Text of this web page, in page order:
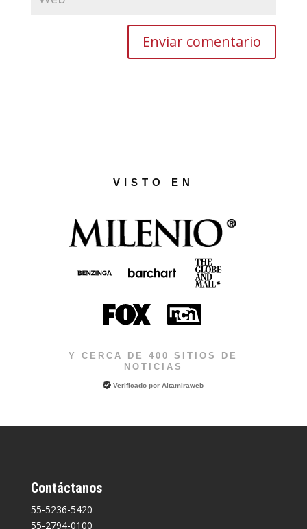
VISTO EN
Y CERCA DE 400 SITIOS DE
NOTICIAS
Verificado porAltamiraweb
Contáctanos
55-5236-5420
55-2794-0100